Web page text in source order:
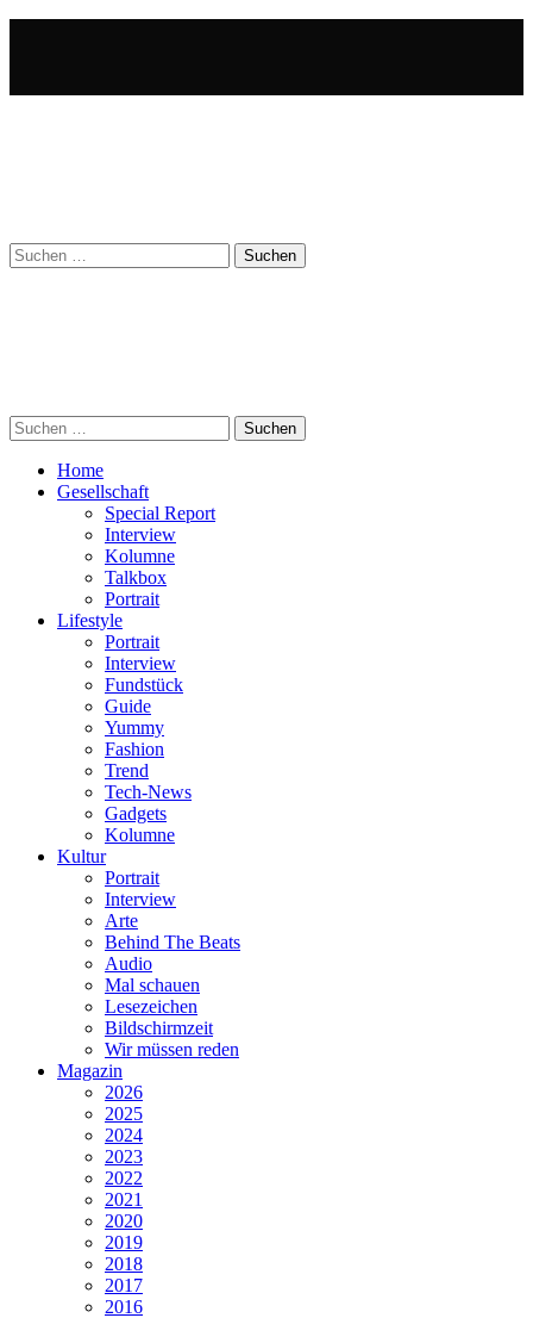
Suchen
nach:
Suchen
nach:
Home
Gesellschaft
Special Report
Interview
Kolumne
Talkbox
Portrait
Lifestyle
Portrait
Interview
Fundstück
Guide
Yummy
Fashion
Trend
Tech-News
Gadgets
Kolumne
Kultur
Portrait
Interview
Arte
Behind The Beats
Audio
Mal schauen
Lesezeichen
Bildschirmzeit
Wir müssen reden
Magazin
2026
2025
2024
2023
2022
2021
2020
2019
2018
2017
2016